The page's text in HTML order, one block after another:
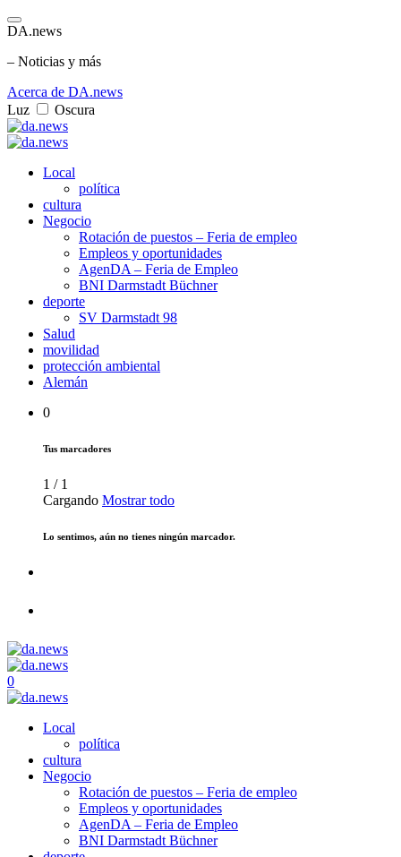
DA.news
– Noticias y más
Acerca de DA.news
Luz
Oscura
Local
política
cultura
Negocio
Rotación de puestos – Feria de empleo
Empleos y oportunidades
AgenDA – Feria de Empleo
BNI Darmstadt Büchner
deporte
SV Darmstadt 98
Salud
movilidad
protección ambiental
Alemán
0
Tus marcadores
1 / 1
Cargando Mostrar todo
Lo sentimos, aún no tienes ningún marcador.
0
Local
política
cultura
Negocio
Rotación de puestos – Feria de empleo
Empleos y oportunidades
AgenDA – Feria de Empleo
BNI Darmstadt Büchner